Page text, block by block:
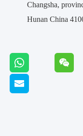
Changsha,
Hunan China